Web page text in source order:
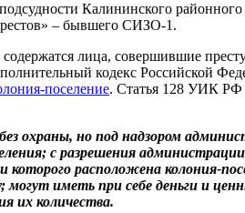
Калининского
– бывшего СИЗО-1.
лица, совершившие
кодекс Российской
поселение. Статья 128 УИК РФ
охраны, но под надзором
с разрешения
которого расположена колония-
иметь при себе деньги и
их количества.